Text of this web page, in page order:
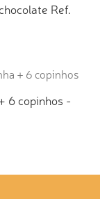
Ref.
6 copinhos -